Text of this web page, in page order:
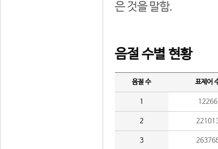
은 것을 말함.
음절 수별 현황
음절 수 표제어
1 12266
2
3